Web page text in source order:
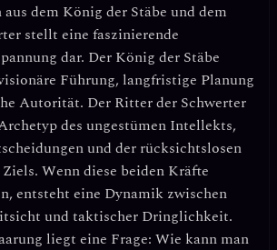
dem König der Stäbe und dem
stellt eine faszinierende
dar. Der König der Stäbe
Führung, langfristige Planung
Autorität. Der Ritter der Schwerter
des ungestümen Intellekts,
und der rücksichtslosen
Wenn diese beiden Kräfte
entsteht eine Dynamik zwischen
und taktischer Dringlichkeit.
liegt eine Frage: Wie kann man